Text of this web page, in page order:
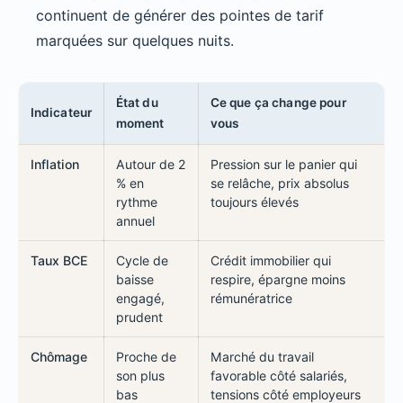
continuent de générer des pointes de tarif
marquées sur quelques nuits.
Indicateur
État du
moment
Ce que ça change pour
vous
Inflation
Autour de 2
% en
rythme
annuel
Pression sur le panier qui
se relâche, prix absolus
toujours élevés
Taux BCE
Cycle de
baisse
engagé,
prudent
Crédit immobilier qui
respire, épargne moins
rémunératrice
Chômage
Proche de
son plus
bas
Marché du travail
favorable côté salariés,
tensions côté employeurs